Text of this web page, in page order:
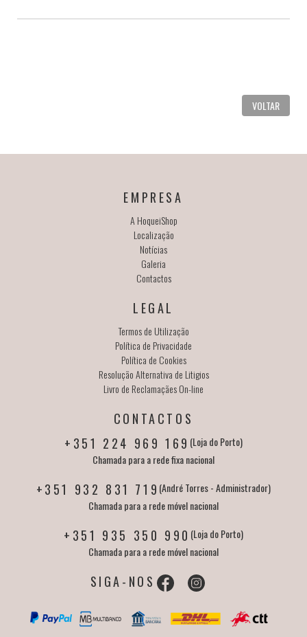
VOLTAR
EMPRESA
A HoqueiShop
Localização
Notícias
Galeria
Contactos
LEGAL
Termos de Utilização
Política de Privacidade
Política de Cookies
Resolução Alternativa de Litigios
Livro de Reclamaçães On-line
CONTACTOS
+351 224 969 169 (Loja do Porto)
Chamada para a rede fixa nacional
+351 932 831 719 (André Torres - Administrador)
Chamada para a rede móvel nacional
+351 935 350 990 (Loja do Porto)
Chamada para a rede móvel nacional
SIGA-NOS